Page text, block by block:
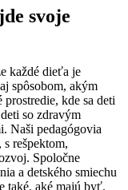
svoje
každé dieťa je
spôsobom, akým
prostredie, kde sa deti
so zdravým
Naši pedagógovia
rešpektom,
Spoločne
a detského smiechu
také, aké majú byť.